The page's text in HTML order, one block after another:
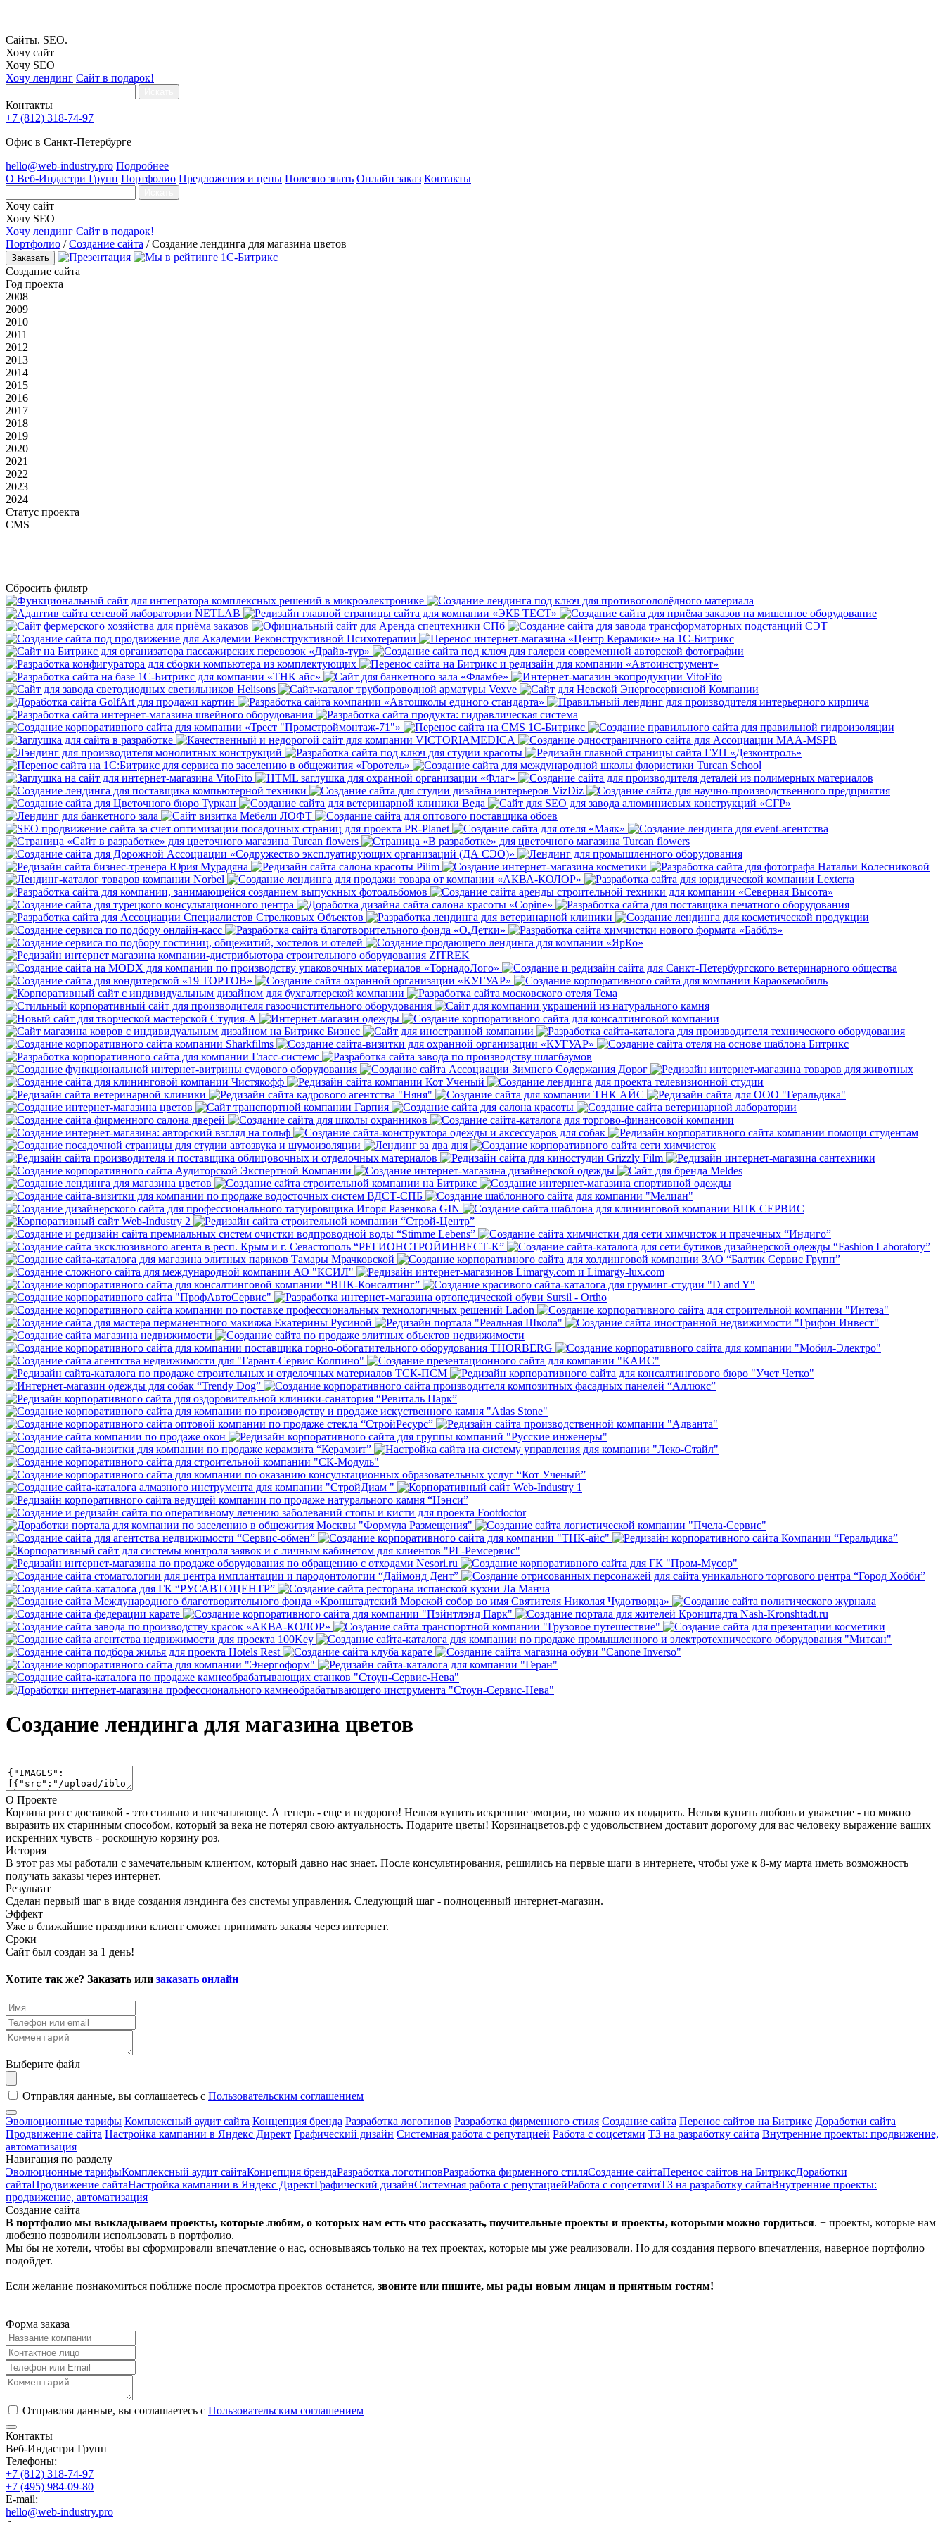
Сайты. SEO.
Хочу сайт
Хочу SEO
Хочу лендинг Сайт в подарок!
Контакты
+7 (812) 318-74-97
Офис в Санкт-Петербурге
hello@web-industry.pro Подробнее
О Веб-Индастри Групп Портфолио Предложения и цены Полезно знать Онлайн заказ Контакты
Хочу сайт
Хочу SEO
Хочу лендинг Сайт в подарок!
Портфолио / Создание сайта / Создание лендинга для магазина цветов
Заказать
Создание сайта
Год проекта
2008
2009
2010
2011
2012
2013
2014
2015
2016
2017
2018
2019
2020
2021
2022
2023
2024
Статус проекта
CMS
Сбросить фильтр
Создание лендинга для магазина цветов
О Проекте
Корзина роз с доставкой - это стильно и впечатляюще. А теперь - еще и недорого! Нельзя купить искренние эмоции, но можно их подарить. Нельзя купить любовь и уважение - но можно
выразить их старинным способом, который за века не потерял свою актуальность. Подарите цветы! Корзинацветов.рф с удовольствием доставит дорогому для вас человеку выражение ваших
искренних чувств - роскошную корзину роз.
История
В этот раз мы работали с замечательным клиентом, который давно нас знает. После консультирования, решились на первые шаги в интернете, чтобы уже к 8-му марта иметь возможность
получать заказы через интернет.
Результат
Сделан первый шаг в виде создания лэндинга без системы управления. Следующий шаг - полноценный интернет-магазин.
Эффект
Уже в ближайшие праздники клиент сможет принимать заказы через интернет.
Сроки
Сайт был создан за 1 день!
Хотите так же? Заказать или заказать онлайн
Выберите файл
Отправляя данные, вы соглашаетесь с Пользовательским соглашением
Эволюционные тарифы Комплексный аудит сайта Концепция бренда Разработка логотипов Разработка фирменного стиля Создание сайта Перенос сайтов на Битрикс Доработки сайта
Продвижение сайта Настройка кампании в Яндекс Директ Графический дизайн Системная работа с репутацией Работа с соцсетями ТЗ на разработку сайта Внутренние проекты: продвижение,
автоматизация
Навигация по разделу
Эволюционные тарифыКомплексный аудит сайтаКонцепция брендаРазработка логотиповРазработка фирменного стиляСоздание сайтаПеренос сайтов на БитриксДоработки
сайтаПродвижение сайтаНастройка кампании в Яндекс ДиректГрафический дизайнСистемная работа с репутациейРабота с соцсетямиТЗ на разработку сайтаВнутренние проекты:
продвижение, автоматизация
Создание сайта
В портфолио мы выкладываем проекты, которые любим, о которых нам есть что рассказать, поучительные проекты и проекты, которыми можно гордиться. + проекты, которые нам
любезно позволили использовать в портфолио.
Мы бы не хотели, чтобы вы сформировали впечатление о нас, основываясь только на тех проектах, которые мы уже реализовали. Но для создания первого впечатления, наверное портфолио
подойдет.
Если желание познакомиться поближе после просмотра проектов останется, звоните или пишите, мы рады новым лицам и приятным гостям!
Форма заказа
Отправляя данные, вы соглашаетесь с Пользовательским соглашением
Контакты
Веб-Индастри Групп
Телефоны:
+7 (812) 318-74-97
+7 (495) 984-09-80
E-mail:
hello@web-industry.pro